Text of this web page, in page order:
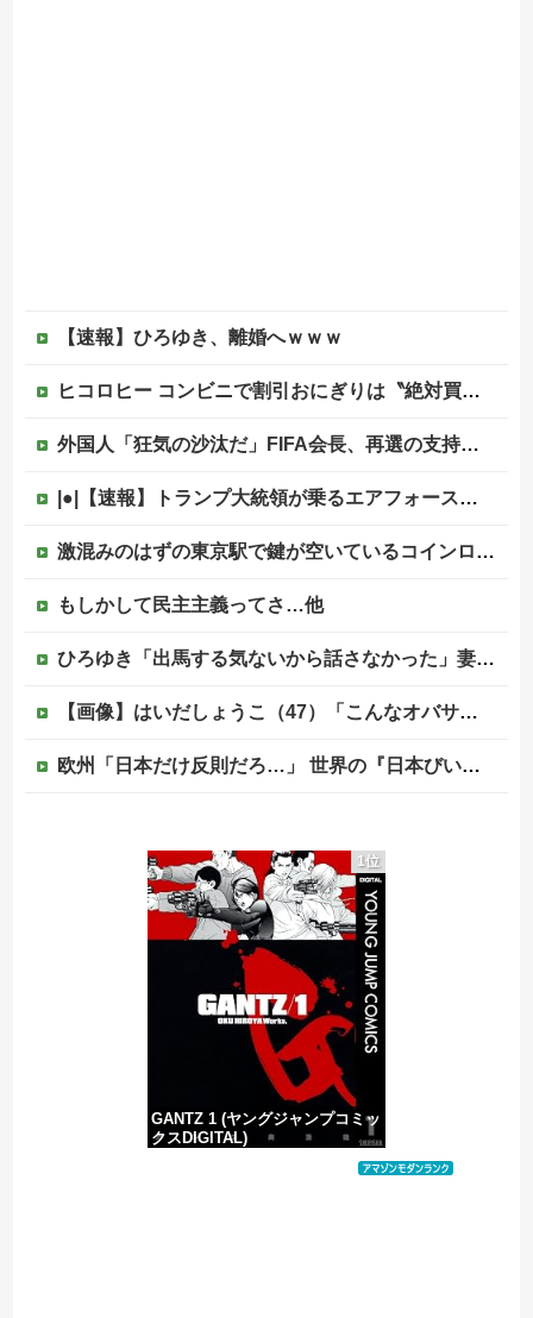
【速報】ひろゆき、離婚へｗｗｗ
ヒコロヒー コンビニで割引おにぎりは〝絶対買わない〟理由
外国人「狂気の沙汰だ」FIFA会長、再選の支持見返りにモロッコへ2030年W杯決勝の開催を打診か！海外から批判殺到！【海外の反応】
|●|【速報】トランプ大統領が乗るエアフォースワン情報漏洩事件、流出元はバイデン政権の空軍長官と判明「アクセス権を取り消す」
激混みのはずの東京駅で鍵が空いているコインロッカーが散見、「ラッキー」と思って中を確認してみると……
もしかして民主主義ってさ…他
ひろゆき「出馬する気ないから話さなかった」妻「それでも不誠実だろ」→離婚協議へｗｗｗｗｗ
【画像】はいだしょうこ（47）「こんなオバサンでいいの…？」
欧州「日本だけ反則だろ…」 世界の『日本びいき』にヨーロッパ全土から不満の声
佐藤二朗、橋本愛との騒動で主演映画が完全白紙へｗｗｗｗｗ
PTA会長「PTA参加拒否した親へ最終警告。こうなってもいい？」
【なんで】竹島ソングを歌う韓国アイドルグループが待望の日本デビュー
1位
GANTZ 1 (ヤングジャンプコミッ
クスDIGITAL)
価格：¥100